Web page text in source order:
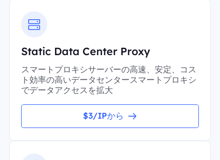
Static Data Center Proxy
スマートプロキシサーバーの高速、安定、コス
ト効率の高いデータセンタースマートプロキシ
でデータアクセスを拡大
$3/IPから